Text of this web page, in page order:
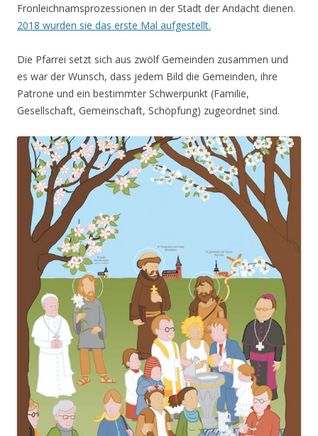
Fronleichnamsprozessionen in der Stadt der Andacht dienen.
2018 wurden sie das erste Mal aufgestellt.
Die Pfarrei setzt sich aus zwölf Gemeinden zusammen und
es war der Wunsch, dass jedem Bild die Gemeinden, ihre
Patrone und ein bestimmter Schwerpunkt (Familie,
Gesellschaft, Gemeinschaft, Schöpfung) zugeordnet sind.